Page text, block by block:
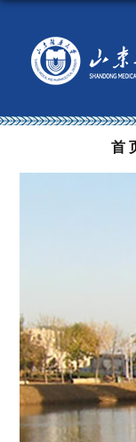
首